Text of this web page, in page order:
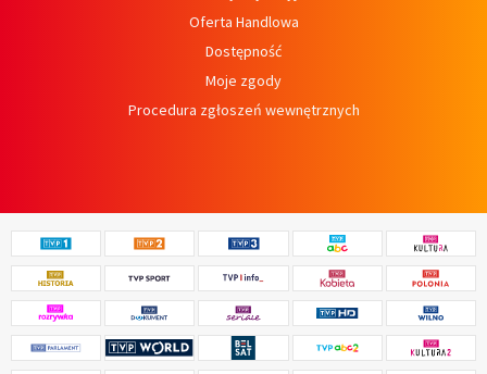
Oferta Handlowa
Dostępność
Moje zgody
Procedura zgłoszeń wewnętrznych